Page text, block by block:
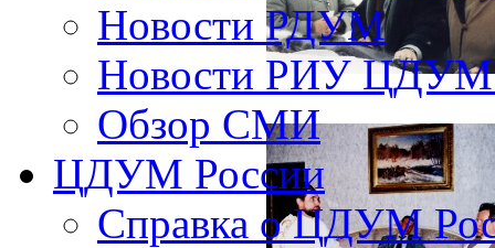
Новости РДУМ
Новости РИУ ЦДУМ
Обзор СМИ
ЦДУМ России
Справка о ЦДУМ